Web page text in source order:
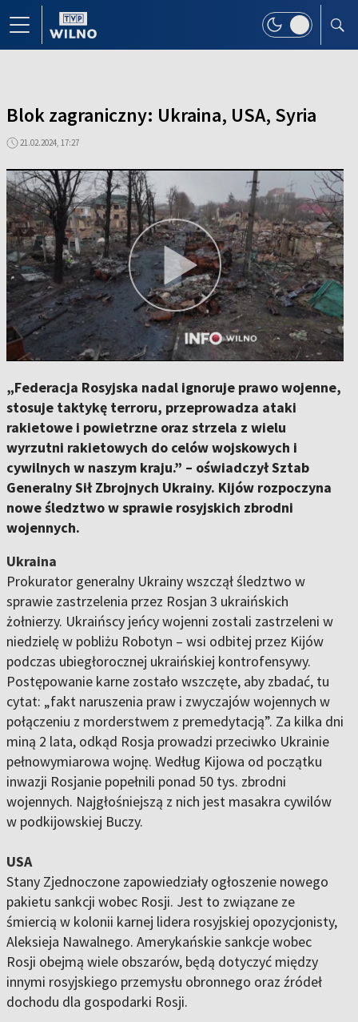
Blok zagraniczny: Ukraina, USA, Syria
21.02.2024, 17:27
„Federacja Rosyjska nadal ignoruje prawo wojenne,
stosuje taktykę terroru, przeprowadza ataki
rakietowe i powietrzne oraz strzela z wielu
wyrzutni rakietowych do celów wojskowych i
cywilnych w naszym kraju.” – oświadczył Sztab
Generalny Sił Zbrojnych Ukrainy. Kijów rozpoczyna
nowe śledztwo w sprawie rosyjskich zbrodni
wojennych.
Ukraina
Prokurator generalny Ukrainy wszczął śledztwo w
sprawie zastrzelenia przez Rosjan 3 ukraińskich
żołnierzy. Ukraińscy jeńcy wojenni zostali zastrzeleni w
niedzielę w pobliżu Robotyn – wsi odbitej przez Kijów
podczas ubiegłorocznej ukraińskiej kontrofensywy.
Postępowanie karne zostało wszczęte, aby zbadać, tu
cytat: „fakt naruszenia praw i zwyczajów wojennych w
połączeniu z morderstwem z premedytacją”. Za kilka dni
miną 2 lata, odkąd Rosja prowadzi przeciwko Ukrainie
pełnowymiarowa wojnę. Według Kijowa od początku
inwazji Rosjanie popełnili ponad 50 tys. zbrodni
wojennych. Najgłośniejszą z nich jest masakra cywilów
w podkijowskiej Buczy.
USA
Stany Zjednoczone zapowiedziały ogłoszenie nowego
pakietu sankcji wobec Rosji. Jest to związane ze
śmiercią w kolonii karnej lidera rosyjskiej opozycjonisty,
Aleksieja Nawalnego. Amerykańskie sankcje wobec
Rosji obejmą wiele obszarów, będą dotyczyć między
innymi rosyjskiego przemysłu obronnego oraz źródeł
dochodu dla gospodarki Rosji.